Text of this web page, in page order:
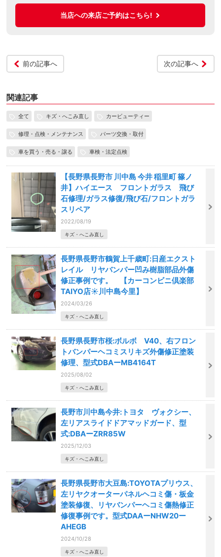
当店への来店ご予約はこちら!
前の記事へ 次の記事へ
関連記事
全て キズ・へこみ直し カービューティー
修理・点検・メンテナンス パーツ交換・取付
車を買う・売る・譲る 車検・法定点検
【長野県長野市 川中島 今井 稲里町 篠ノ
井】ハイエース フロントガラス 飛び
石修理/ガラス修復/飛び石/フロントガラ
スリペア
2022/08/19
キズ・へこみ直し
長野県長野市鶴賀上千歳町:日産エクスト
レイル リヤバンパー凹み樹脂部品外傷
修正事例です。 【カーコンビニ倶楽部
TAIYO店☀️川中島今里】
2024/03/26
キズ・へこみ直し
長野県長野市桜:ボルボ V40、右フロン
トバンパーヘコミスリキズ外傷修正塗装
修理、型式DBAーMB4164T
2025/08/02
キズ・へこみ直し
長野市川中島今井:トヨタ ヴォクシー、
左リアスライドドアマッドガード、型
式:DBAーZRR85W
2025/12/03
キズ・へこみ直し
長野県長野市大豆島:TOYOTAプリウス、
左リヤクオーターパネルヘコミ傷・板金
塗装修復、リヤバンパーヘコミ傷熱修正
修復事例です。型式DAAーNHW20ー
AHEGB
2024/10/28
キズ・へこみ直し